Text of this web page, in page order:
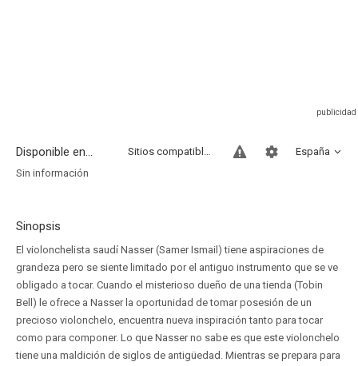
Disponible en... España
Sitios compatibles
Sin información
Sinopsis
El violonchelista saudí Nasser (Samer Ismail) tiene aspiraciones de
grandeza pero se siente limitado por el antiguo instrumento que se ve
obligado a tocar. Cuando el misterioso dueño de una tienda (Tobin
Bell) le ofrece a Nasser la oportunidad de tomar posesión de un
precioso violonchelo, encuentra nueva inspiración tanto para tocar
como para componer. Lo que Nasser no sabe es que este violonchelo
tiene una maldición de siglos de antigüedad. Mientras se prepara para